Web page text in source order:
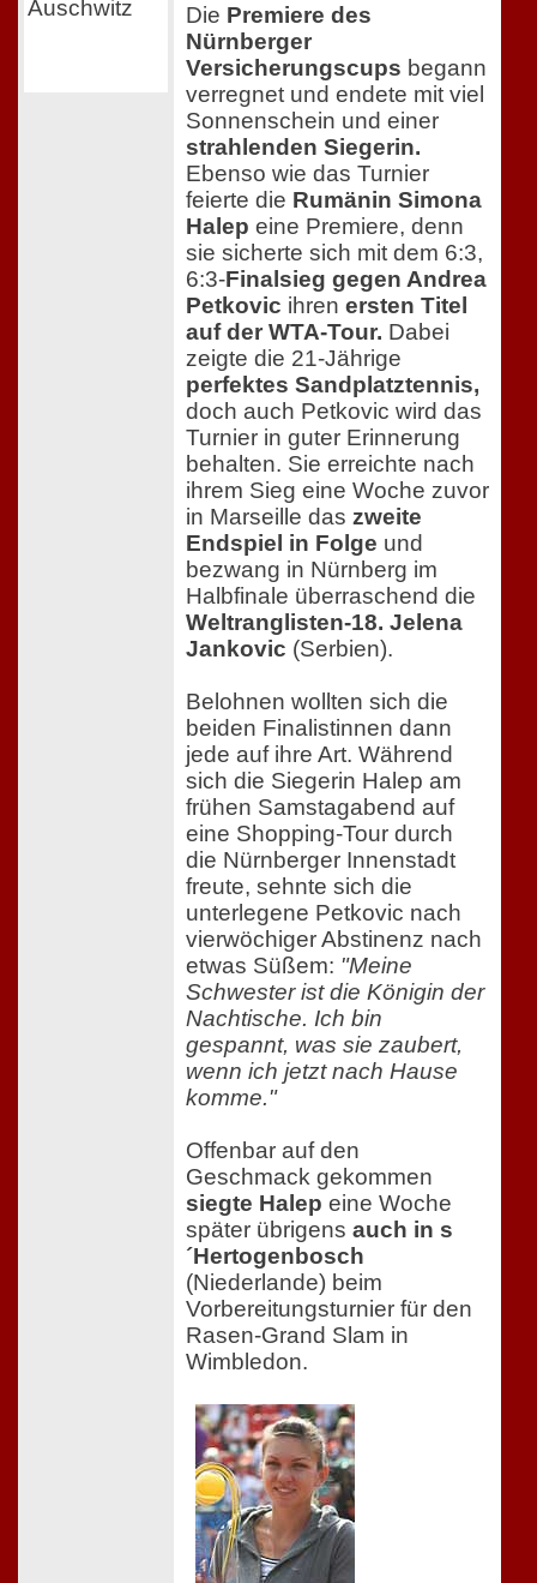
Die Premiere des
Nürnberger
Versicherungscups begann
verregnet und endete mit viel
Sonnenschein und einer
strahlenden Siegerin.
Ebenso wie das Turnier
feierte die Rumänin Simona
Halep eine Premiere, denn
sie sicherte sich mit dem 6:3,
6:3-Finalsieg gegen Andrea
Petkovic ihren ersten Titel
auf der WTA-Tour. Dabei
zeigte die 21-Jährige
perfektes Sandplatztennis,
doch auch Petkovic wird das
Turnier in guter Erinnerung
behalten. Sie erreichte nach
ihrem Sieg eine Woche zuvor
in Marseille das zweite
Endspiel in Folge und
bezwang in Nürnberg im
Halbfinale überraschend die
Weltranglisten-18. Jelena
Jankovic (Serbien).
Belohnen wollten sich die
beiden Finalistinnen dann
jede auf ihre Art. Während
sich die Siegerin Halep am
frühen Samstagabend auf
eine Shopping-Tour durch
die Nürnberger Innenstadt
freute, sehnte sich die
unterlegene Petkovic nach
vierwöchiger Abstinenz nach
etwas Süßem: "Meine
Schwester ist die Königin der
Nachtische. Ich bin
gespannt, was sie zaubert,
wenn ich jetzt nach Hause
komme."
Offenbar auf den
Geschmack gekommen
siegte Halep eine Woche
später übrigens auch in s
´Hertogenbosch
(Niederlande) beim
Vorbereitungsturnier für den
Rasen-Grand Slam in
Wimbledon.